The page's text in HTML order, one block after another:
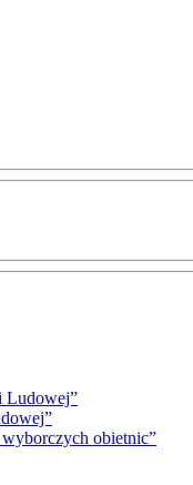
Ludowej”
obietnic”